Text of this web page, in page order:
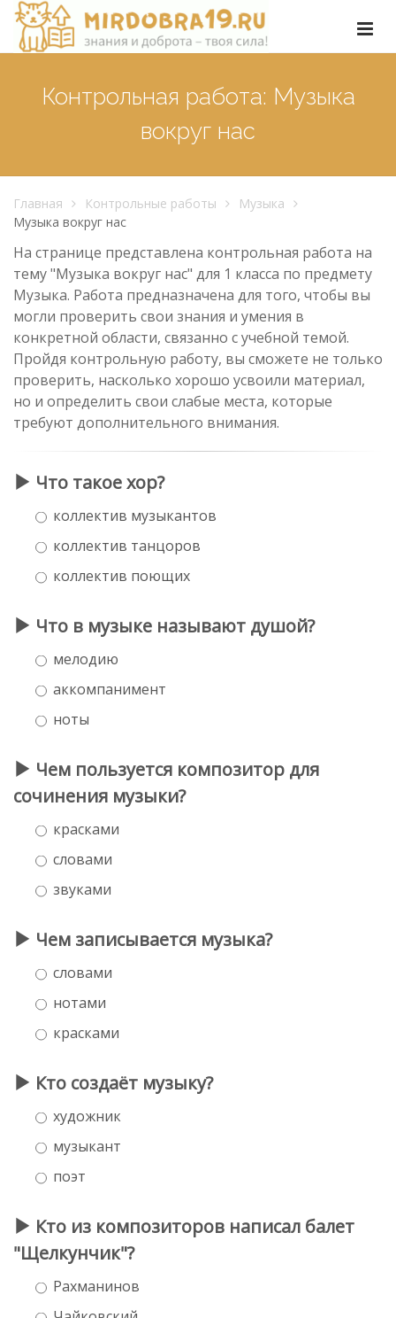
Контрольная работа: Музыка
вокруг нас
Главная Контрольные работы
Музыка
Музыка вокруг нас
На странице представлена контрольная работа на
тему "Музыка вокруг нас" для 1 класса по предмету
Музыка. Работа предназначена для того, чтобы вы
могли проверить свои знания и умения в
конкретной области, связанно с учебной темой.
Пройдя контрольную работу, вы сможете не только
проверить, насколько хорошо усвоили материал,
но и определить свои слабые места, которые
требуют дополнительного внимания.
Что такое хор?
коллектив музыкантов
коллектив танцоров
коллектив поющих
Что в музыке называют душой?
мелодию
аккомпанимент
ноты
Чем пользуется композитор для
сочинения музыки?
красками
словами
звуками
Чем записывается музыка?
словами
нотами
красками
Кто создаёт музыку?
художник
музыкант
поэт
Кто из композиторов написал балет
"Щелкунчик"?
Рахманинов